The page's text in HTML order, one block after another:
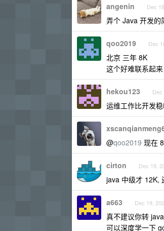
angenin Dec
弄个 Java 开发的
qoo2019 Dec
北京 三年 8K
这个好难联系起来
hekou123 Dec
运维工作比开发
@qoo2019 现在
cirton Dec 19,
java 中级才 12K,
a663 Dec 19,
真不建议你转
可以深度学一下